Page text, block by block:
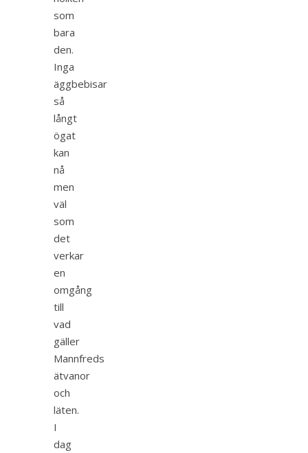
som
bara
den.
Inga
äggbebisar
så
långt
ögat
kan
nå
men
väl
som
det
verkar
en
omgång
till
vad
gäller
Mannfreds
ätvanor
och
läten.
I
dag